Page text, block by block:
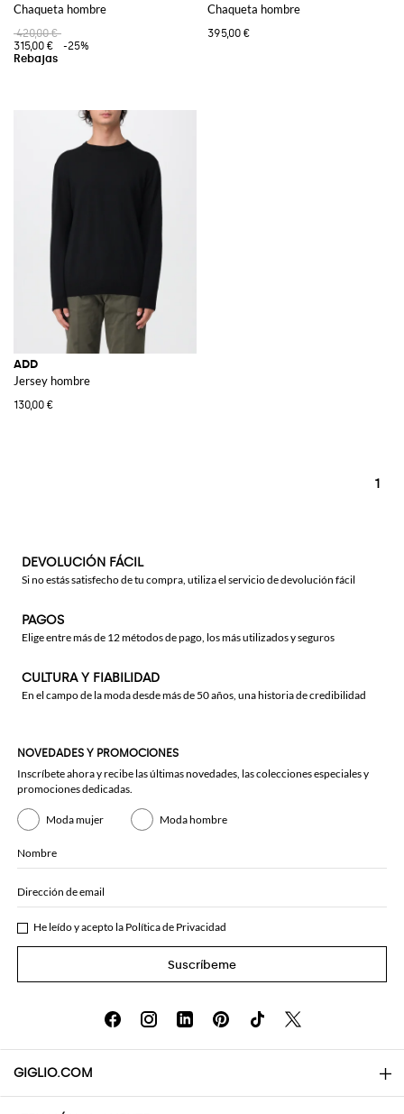
Chaqueta hombre
420,00 €
315,00 €
-25%
Chaqueta hombre
395,00 €
ADD
Jersey hombre
130,00 €
1
DEVOLUCIÓN FÁCIL
Si no estás satisfecho de tu compra, utiliza el servicio de devolución fácil
PAGOS
Elige entre más de 12 métodos de pago, los más utilizados y seguros
CULTURA Y FIABILIDAD
En el campo de la moda desde más de 50 años, una historia de credibilidad
NOVEDADES Y PROMOCIONES
Inscríbete ahora y recibe las últimas novedades, las colecciones especiales y
promociones dedicadas.
Moda mujer Moda hombre
Nombre
Dirección de email
He leído y acepto la Política de Privacidad
Suscríbeme
GIGLIO.COM